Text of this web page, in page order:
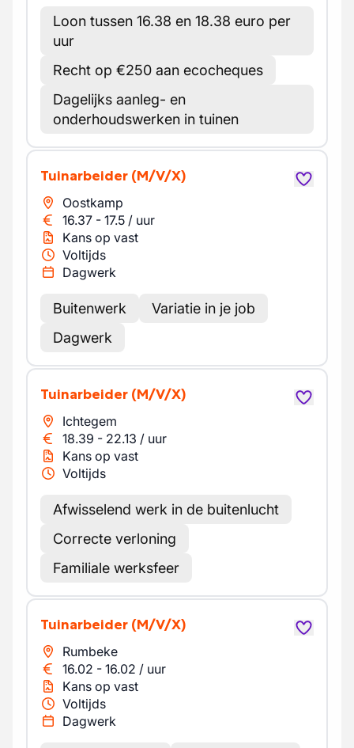
Loon tussen 16.38 en 18.38 euro per
uur
Recht op €250 aan ecocheques
Dagelijks aanleg- en
onderhoudswerken in tuinen
Tuinarbeider (M/V/X)
Oostkamp
16.37 - 17.5 / uur
Kans op vast
Voltijds
Dagwerk
Buitenwerk
Variatie in je job
Dagwerk
Tuinarbeider (M/V/X)
Ichtegem
18.39 - 22.13 / uur
Kans op vast
Voltijds
Afwisselend werk in de buitenlucht
Correcte verloning
Familiale werksfeer
Tuinarbeider (M/V/X)
Rumbeke
16.02 - 16.02 / uur
Kans op vast
Voltijds
Dagwerk